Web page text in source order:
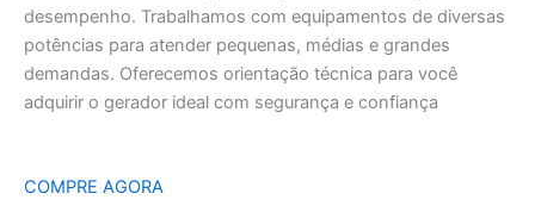
desempenho. Trabalhamos com equipamentos de diversas
potências para atender pequenas, médias e grandes
demandas. Oferecemos orientação técnica para você
adquirir o gerador ideal com segurança e confiança
COMPRE AGORA